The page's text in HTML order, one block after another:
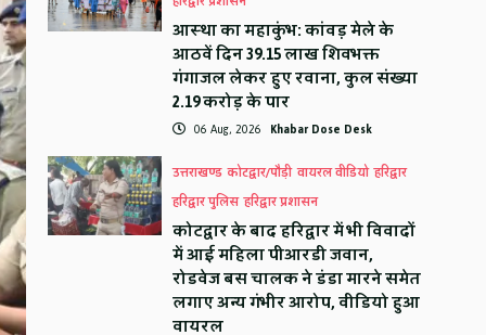
आस्था का महाकुंभ: कांवड़ मेले के
आठवें दिन 39.15 लाख शिवभक्त
गंगाजल लेकर हुए रवाना, कुल संख्या
2.19 करोड़ के पार
06 Aug, 2026 Khabar Dose Desk
उत्तराखण्ड कोटद्वार/पौड़ी वायरल वीडियो हरिद्वार
हरिद्वार पुलिस हरिद्वार प्रशासन
कोटद्वार के बाद हरिद्वार में भी विवादों
में आई महिला पीआरडी जवान,
रोडवेज बस चालक ने डंडा मारने समेत
लगाए अन्य गंभीर आरोप, वीडियो हुआ
वायरल